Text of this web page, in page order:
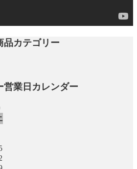
品カテゴリー
営業日カレンダー